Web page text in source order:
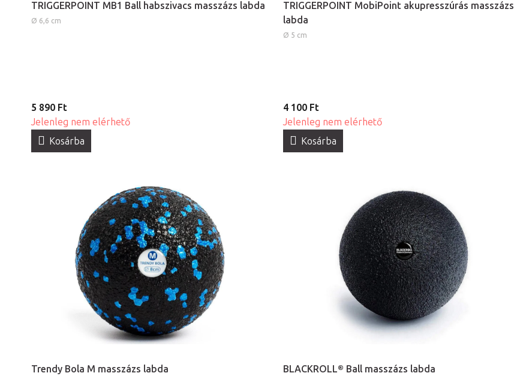
TRIGGERPOINT MB1 Ball habszivacs masszázs labda
Ø 6,6 cm
5 890 Ft
Jelenleg nem elérhető
Kosárba
TRIGGERPOINT MobiPoint akupresszúrás masszázs
labda
Ø 5 cm
4 100 Ft
Jelenleg nem elérhető
Kosárba
Trendy Bola M masszázs labda BLACKROLL® Ball masszázs labda